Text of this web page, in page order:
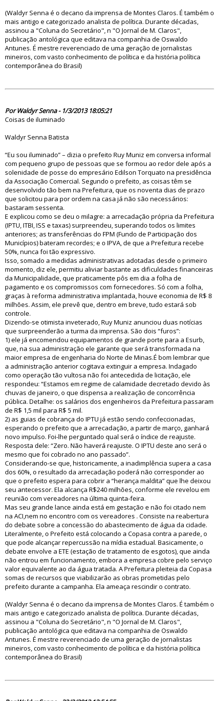
(Waldyr Senna é o decano da imprensa de Montes Claros. É também o
mais antigo e categorizado analista de política. Durante décadas,
assinou a "Coluna do Secretário", n "O Jornal de M. Claros",
publicação antológica que editava na companhia de Oswaldo
Antunes. É mestre reverenciado de uma geração de jornalistas
mineiros, com vasto conhecimento de política e da história política
contemporânea do Brasil)
Por Waldyr Senna - 1/3/2013 18:05:21
Coisas de iluminado
Waldyr Senna Batista
“Eu sou iluminado” – dizia o prefeito Ruy Muniz em conversa informal
com pequeno grupo de pessoas que se formou ao redor dele após a
solenidade de posse do empresário Edilson Torquato na presidência
da Associação Comercial. Segundo o prefeito, as coisas têm se
desenvolvido tão bem na Prefeitura, que os noventa dias de prazo
que solicitou para por ordem na casa já não são necessários:
bastaram sessenta.
E explicou como se deu o milagre: a arrecadação própria da Prefeitura
(IPTU, ITBI, ISS e taxas) surpreendeu, superando todos os limites
anteriores; as transferências do FPM (Fundo de Participação dos
Municípios) bateram recordes; e o IPVA, de que a Prefeitura recebe
50%, nunca foi tão expressivo.
Isso, somado a medidas administrativas adotadas desde o primeiro
momento, diz ele, permitiu aliviar bastante as dificuldades financeiras
da Municipalidade, que praticamente pôs em dia a folha de
pagamento e os compromissos com fornecedores. Só com a folha,
graças à reforma administrativa implantada, houve economia de R$ 8
milhões. Assim, ele prevê que, dentro em breve, tudo estará sob
controle.
Dizendo-se otimista inveterado, Ruy Muniz anunciou duas notícias
que surpreenderão a turma da imprensa. São dois “furos”:
1) ele já encomendou equipamentos de grande porte para a Esurb,
que, na sua administração ele garante que será transformada na
maior empresa de engenharia do Norte de Minas.É bom lembrar que
a administração anterior cogitava extinguir a empresa. Indagado
como operação tão vultosa não foi antecedida de licitação, ele
respondeu: “Estamos em regime de calamidade decretado devido às
chuvas de janeiro, o que dispensa a realização de concorrência
pública. Detalhe: os salários dos engenheiros da Prefeitura passaram
de R$ 1,5 mil para R$ 5 mil.
2) as guias de cobrança do IPTU já estão sendo confeccionadas,
esperando o prefeito que a arrecadação, a partir de março, ganhará
novo impulso. Foi-lhe perguntado qual será o índice de reajuste.
Resposta dele: “Zero. Não haverá reajuste. O IPTU deste ano será o
mesmo que foi cobrado no ano passado”.
Considerando-se que, historicamente, a inadimplência supera a casa
dos 60%, o resultado da arrecadação poderá não corresponder ao
que o prefeito espera para cobrir a “herança maldita” que lhe deixou
seu antecessor. Ela alcança R$240 milhões, conforme ele revelou em
reunião com vereadores na última quinta-feira.
Mas seu grande lance ainda está em gestação e não foi citado nem
na ACI,nem no encontro com os vereadores . Consiste na reabertura
do debate sobre a concessão do abastecimento de água da cidade.
Literalmente, o Prefeito está colocando a Copasa contra a parede, o
que pode alcançar repercussão na mídia estadual. Basicamente, o
debate envolve a ETE (estação de tratamento de esgotos), que ainda
não entrou em funcionamento, embora a empresa cobre pelo serviço
valor equivalente ao da água tratada. A Prefeitura pleiteia da Copasa
somas de recursos que viabilizarão as obras prometidas pelo
prefeito durante a campanha. Ela ameaça rescindir o contrato.
(Waldyr Senna é o decano da imprensa de Montes Claros. É também o
mais antigo e categorizado analista de política. Durante décadas,
assinou a "Coluna do Secretário", n "O Jornal de M. Claros",
publicação antológica que editava na companhia de Oswaldo
Antunes. É mestre reverenciado de uma geração de jornalistas
mineiros, com vasto conhecimento de política e da história política
contemporânea do Brasil)